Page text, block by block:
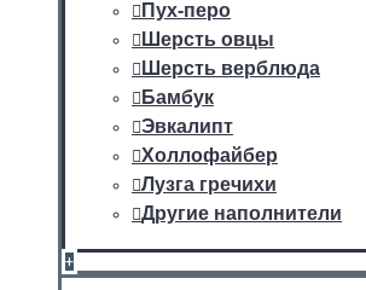
Пух-перо
Шерсть овцы
Шерсть верблюда
Бамбук
Эвкалипт
Холлофайбер
Лузга гречихи
Другие наполнители
+